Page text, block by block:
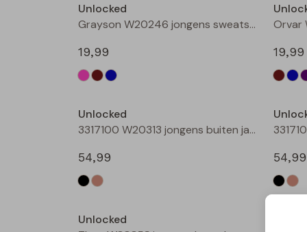
Unlocked
Grayson W20246 jongens sweatshirt Petrol
19,99
19,99
Unlocked
3317100 W20313 jongens buiten jack Zwart
54,99
54,99
Unlocked